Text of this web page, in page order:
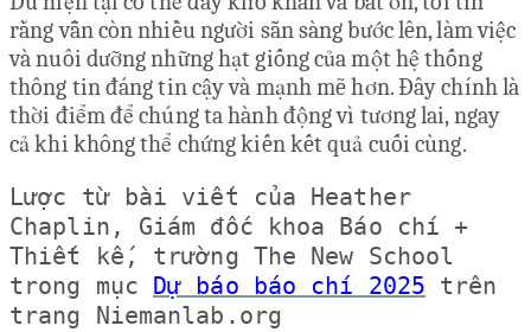
rằng vẫn còn nhiều người sẵn sàng bước lên, làm việc
và nuôi dưỡng những hạt giống của một hệ thống
thông tin đáng tin cậy và mạnh mẽ hơn. Đây chính là
thời điểm để chúng ta hành động vì tương lai, ngay
cả khi không thể chứng kiến kết quả cuối cùng.
Lược từ bài viết của Heather
Chaplin, Giám đốc khoa Báo chí +
Thiết kế, trường The New School
trong mục Dự báo báo chí 2025 trên
trang Niemanlab.org